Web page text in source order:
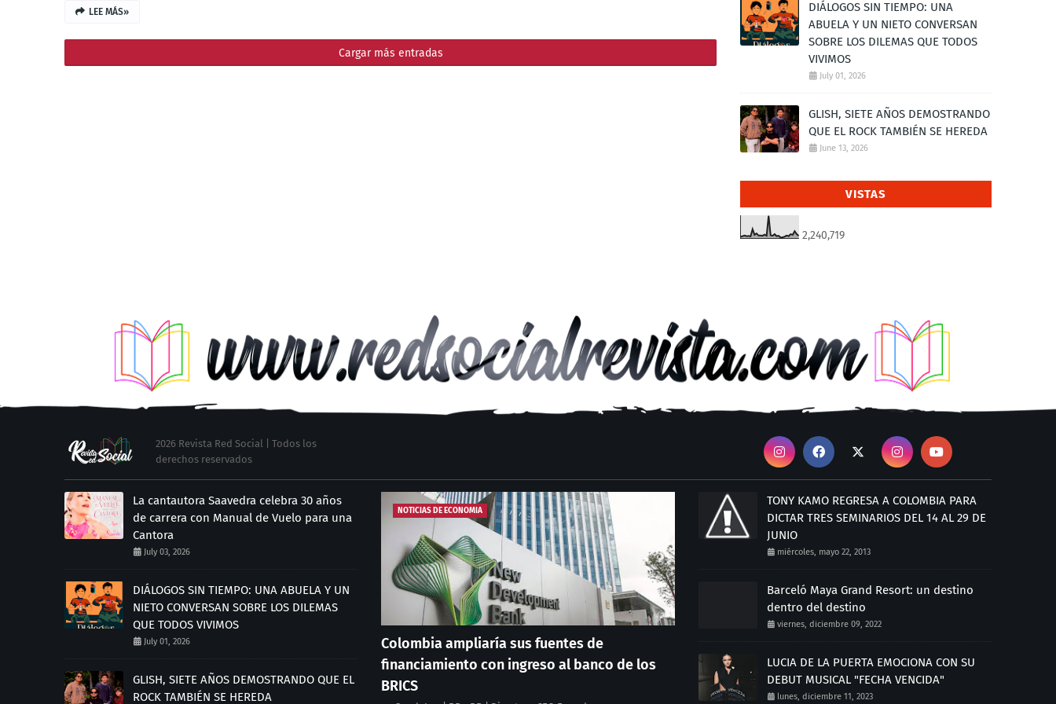
LEE MÁS»
Cargar más entradas
DIÁLOGOS SIN TIEMPO: UNA
ABUELA Y UN NIETO CONVERSAN
SOBRE LOS DILEMAS QUE TODOS
VIVIMOS
July 01, 2026
GLISH, SIETE AÑOS DEMOSTRANDO
QUE EL ROCK TAMBIÉN SE HEREDA
June 13, 2026
VISTAS
2,240,719
2026 Revista Red Social | Todos los
derechos reservados
La cantautora Saavedra celebra 30 años
de carrera con Manual de Vuelo para una
Cantora
July 03, 2026
DIÁLOGOS SIN TIEMPO: UNA ABUELA Y UN
NIETO CONVERSAN SOBRE LOS DILEMAS
QUE TODOS VIVIMOS
July 01, 2026
GLISH, SIETE AÑOS DEMOSTRANDO QUE EL
ROCK TAMBIÉN SE HEREDA
NOTICIAS DE ECONOMIA
Colombia ampliaría sus fuentes de
financiamiento con ingreso al banco de los
BRICS
TONY KAMO REGRESA A COLOMBIA PARA
DICTAR TRES SEMINARIOS DEL 14 AL 29 DE
JUNIO
miércoles, mayo 22, 2013
Barceló Maya Grand Resort: un destino
dentro del destino
viernes, diciembre 09, 2022
LUCIA DE LA PUERTA EMOCIONA CON SU
DEBUT MUSICAL "FECHA VENCIDA"
lunes, diciembre 11, 2023